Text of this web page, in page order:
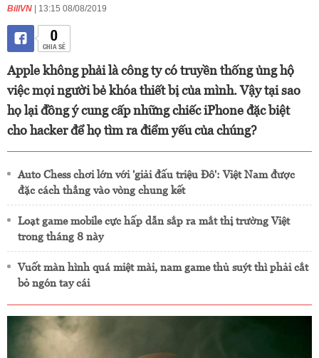
BillVN | 13:15 08/08/2019
0
CHIA SẺ
Apple không phải là công ty có truyền thống ủng hộ
việc mọi người bẻ khóa thiết bị của mình. Vậy tại sao
họ lại đồng ý cung cấp những chiếc iPhone đặc biệt
cho hacker để họ tìm ra điểm yếu của chúng?
Auto Chess chơi lớn với 'giải đấu triệu Đô': Việt Nam được
đặc cách thẳng vào vòng chung kết
Loạt game mobile cực hấp dẫn sắp ra mắt thị trường Việt
trong tháng 8 này
Vuốt màn hình quá miệt mài, nam game thủ suýt thì phải cắt
bỏ ngón tay cái